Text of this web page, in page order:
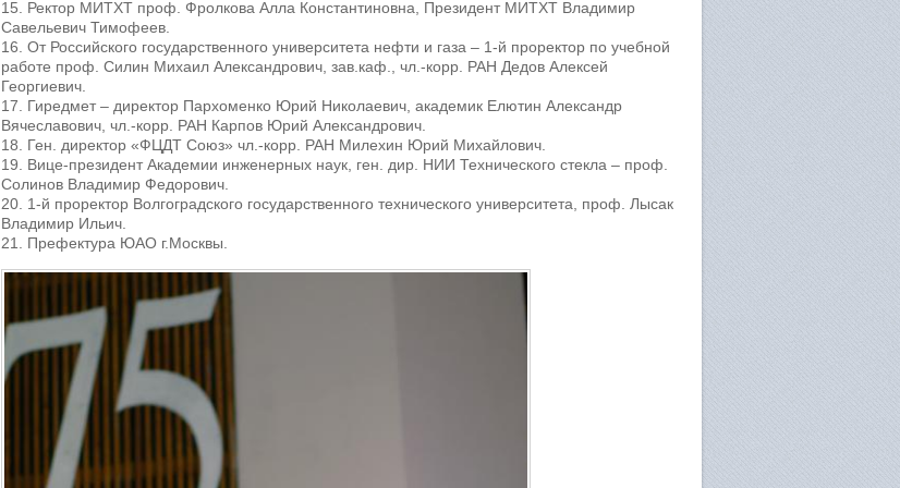
15. Ректор МИТХТ проф. Фролкова Алла Константиновна, Президент МИТХТ Владимир
Савельевич Тимофеев.
16. От Российского государственного университета нефти и газа – 1-й проректор по учебной
работе проф. Силин Михаил Александрович, зав.каф., чл.-корр. РАН Дедов Алексей
Георгиевич.
17. Гиредмет – директор Пархоменко Юрий Николаевич, академик Елютин Александр
Вячеславович, чл.-корр. РАН Карпов Юрий Александрович.
18. Ген. директор «ФЦДТ Союз» чл.-корр. РАН Милехин Юрий Михайлович.
19. Вице-президент Академии инженерных наук, ген. дир. НИИ Технического стекла – проф.
Солинов Владимир Федорович.
20. 1-й проректор Волгоградского государственного технического университета, проф. Лысак
Владимир Ильич.
21. Префектура ЮАО г.Москвы.